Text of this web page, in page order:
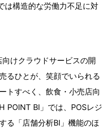
は構造的な労働力不足に対
けクラウドサービスの開
るひとが、笑顔でいられる
トすべく、飲食・小売店向
POINT BI」では、POSレジ
る「店舗分析BI」機能のほ